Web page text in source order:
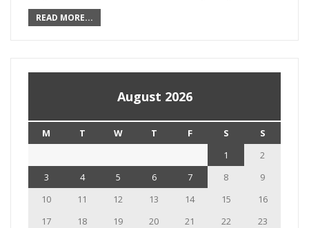
READ MORE...
August 2026
M T W T F S
S
1
2
3
4 5 6 7 8
9
10
11 12 13 14 15
16
17
18 19 20 21 22
23